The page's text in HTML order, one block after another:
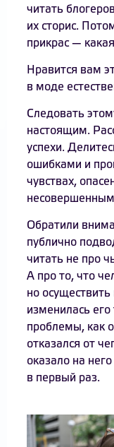
читать
их сторис.
прикрас —
Нравится вам
в моде
Следовать
настоящим.
успехи.
ошибками и
чувствах,
Обратили
публично
читать не про
А про то, что
но осуществить
изменилась
проблемы, как
отказался от
оказало на
в первый раз.